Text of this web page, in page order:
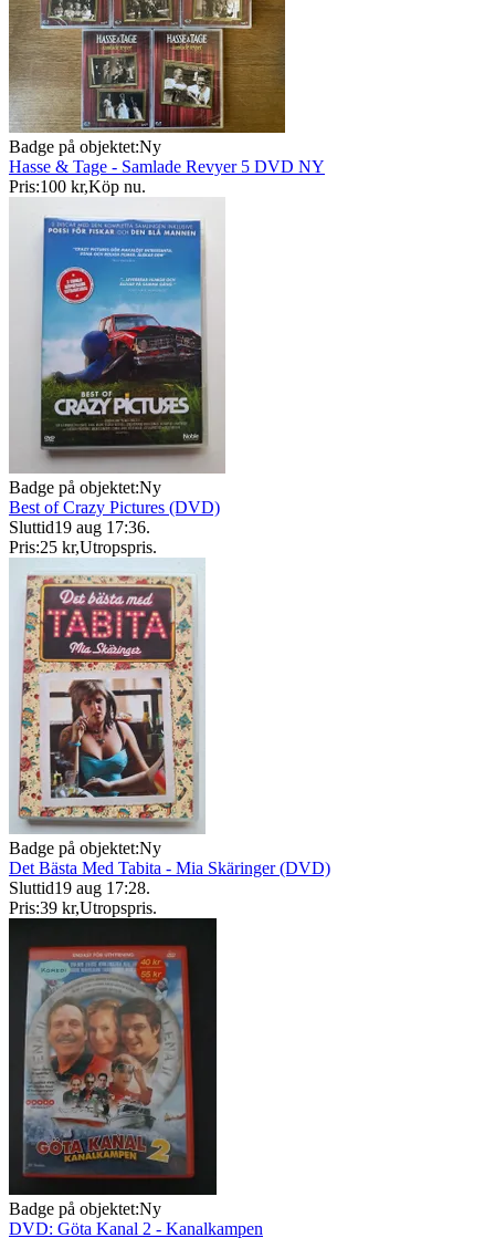
Badge på objektet:Ny
Hasse & Tage - Samlade Revyer 5 DVD NY
Pris:100 kr,Köp nu.
Badge på objektet:Ny
Best of Crazy Pictures (DVD)
Sluttid19 aug 17:36.
Pris:25 kr,Utropspris.
Badge på objektet:Ny
Det Bästa Med Tabita - Mia Skäringer (DVD)
Sluttid19 aug 17:28.
Pris:39 kr,Utropspris.
Badge på objektet:Ny
DVD: Göta Kanal 2 - Kanalkampen